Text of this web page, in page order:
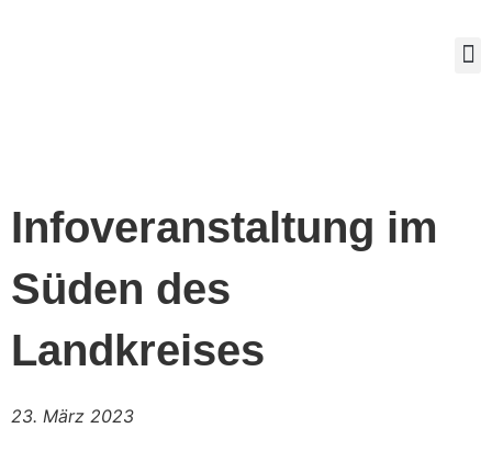
Infoveranstaltung im
Süden des
Landkreises
23. März 2023